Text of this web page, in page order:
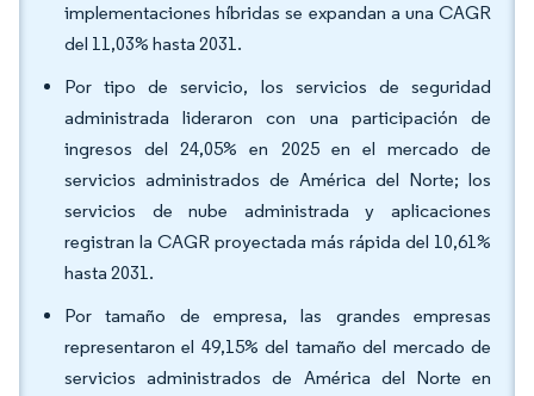
implementaciones híbridas se expandan a una CAGR
del 11,03% hasta 2031.
Por tipo de servicio, los servicios de seguridad
administrada lideraron con una participación de
ingresos del 24,05% en 2025 en el mercado de
servicios administrados de América del Norte; los
servicios de nube administrada y aplicaciones
registran la CAGR proyectada más rápida del 10,61%
hasta 2031.
Por tamaño de empresa, las grandes empresas
representaron el 49,15% del tamaño del mercado de
servicios administrados de América del Norte en